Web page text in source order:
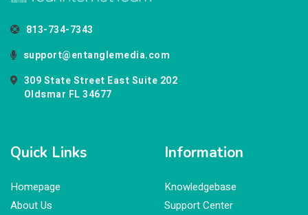
813-734-7343
support@entanglemedia.com
309 State Street East Suite 202
Oldsmar FL 34677
Quick Links
Homepage
About Us
Information
Knowledgebase
Support Center